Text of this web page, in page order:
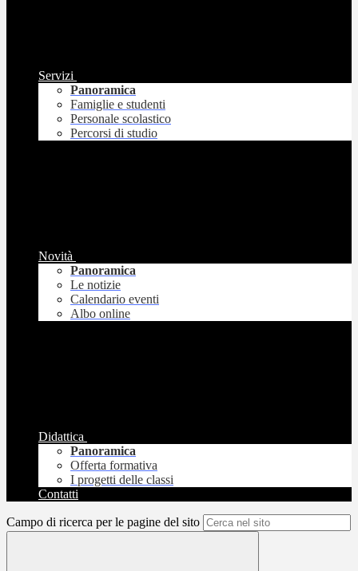
Servizi
Panoramica
Famiglie e studenti
Personale scolastico
Percorsi di studio
Novità
Panoramica
Le notizie
Calendario eventi
Albo online
Didattica
Panoramica
Offerta formativa
I progetti delle classi
Contatti
Campo di ricerca per le pagine del sito